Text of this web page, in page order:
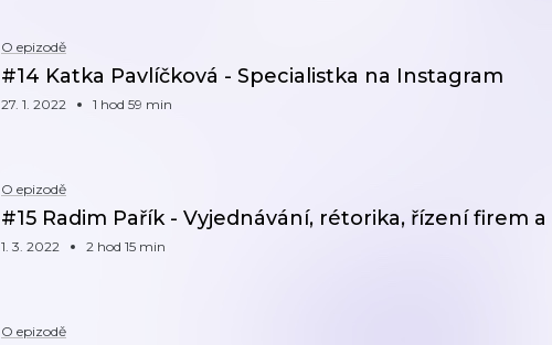
O epizodě
#14 Katka Pavlíčková - Specialistka na Instagram
27. 1. 2022 1 hod 59 min
O epizodě
#15 Radim Pařík - Vyjednávání, rétorika, řízení firem a
1. 3. 2022 2 hod 15 min
O epizodě